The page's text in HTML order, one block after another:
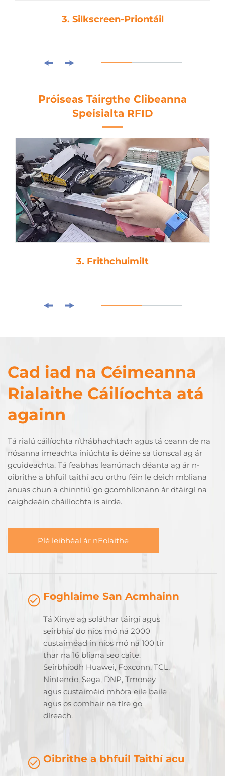
3. Silkscreen-Priontáil
Próiseas Táirgthe Clibeanna
Speisialta RFID
3. Frithchuimilt
Cad iad na Céimeanna
Rialaithe Cáilíochta atá
againn
Tá rialú cáilíochta ríthábhachtach agus tá ceann de na
nósanna imeachta iniúchta is déine sa tionscal ag ár
gcuideachta. Tá feabhas leanúnach déanta ag ár n-
oibrithe a bhfuil taithí acu orthu féin le deich mbliana
anuas chun a chinntiú go gcomhlíonann ár dtáirgí na
caighdeáin cháilíochta is airde.
Plé leibhéal ár nEolaithe
Foghlaime San Acmhainn
Tá Xinye ag soláthar táirgí agus
seirbhísí do níos mó ná 2000
custaiméad in níos mó ná 100 tír
thar na 16 bliana seo caite.
Seirbhíodh Huawei, Foxconn, TCL,
Nintendo, Sega, DNP, Tmoney
agus custaiméid mhóra eile baile
agus os comhair na tíre go
díreach.
Oibrithe a bhfuil Taithí acu